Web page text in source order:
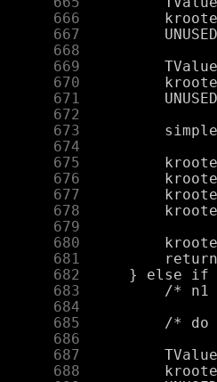
    666
    667
    668
    669
    670
    671
    672
    673
    674
    675
    676
    677
    678
    679
    680
    681
    682
    683
    684
    685
    686
    687
    688